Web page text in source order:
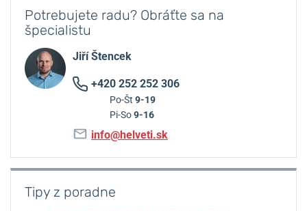
Potrebujete radu? Obráťte sa na
špecialistu
Jiří Štencek
+420 252 252 306
Po-Št 9-19
Pi-So9-16
info@helveti.sk
Tipy z poradne